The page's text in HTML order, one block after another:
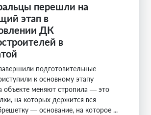
перешли на
этап в
ДК
в
подготовительные
к основному этапу
объекте меняют стропила — это
на которых держится вся
— основание, на которое ...